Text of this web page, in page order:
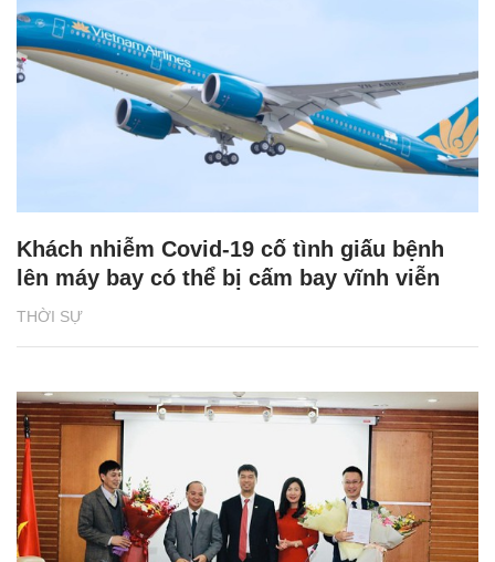
THỜI SỰ
Khách nhiễm Covid-19 cố tình giấu bệnh
lên máy bay có thể bị cấm bay vĩnh viễn